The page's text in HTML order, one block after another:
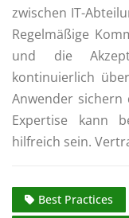
zwischen IT-
Regelmäßige
und die
kontinuierlich
Anwender sichern
Expertise kann
hilfreich sein.
Best Practices